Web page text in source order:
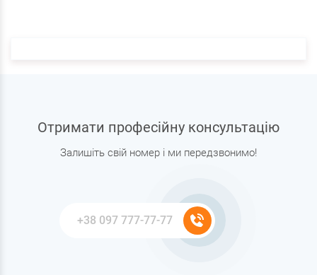
Отримати професійну консультацію
Залишіть свій номер і ми передзвонимо!